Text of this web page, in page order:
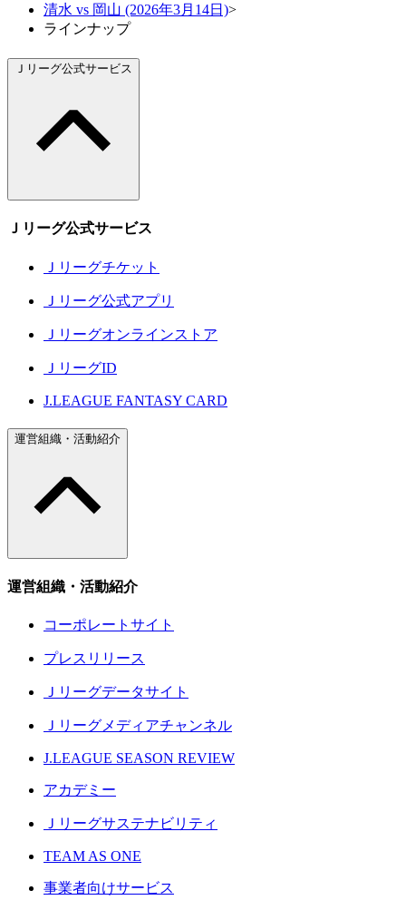
清水 vs 岡山 (2026年3月14日)>
ラインナップ
Ｊリーグ公式サービス
Ｊリーグ公式サービス
Ｊリーグチケット
Ｊリーグ公式アプリ
Ｊリーグオンラインストア
ＪリーグID
J.LEAGUE FANTASY CARD
運営組織・活動紹介
運営組織・活動紹介
コーポレートサイト
プレスリリース
Ｊリーグデータサイト
Ｊリーグメディアチャンネル
J.LEAGUE SEASON REVIEW
アカデミー
Ｊリーグサステナビリティ
TEAM AS ONE
事業者向けサービス